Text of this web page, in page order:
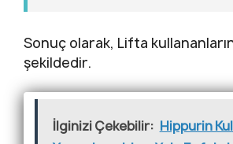
Sonuç olarak, Lifta
şekildedir.
İlginizi Çekebilir: Hippurin